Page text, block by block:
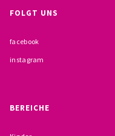
FOLGT UNS
facebook
instagram
BEREICHE